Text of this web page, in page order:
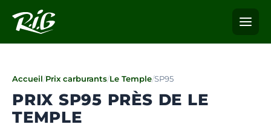
Accueil/Prix carburants/Le Temple/SP95
PRIX SP95 PRÈS DE LE
TEMPLE